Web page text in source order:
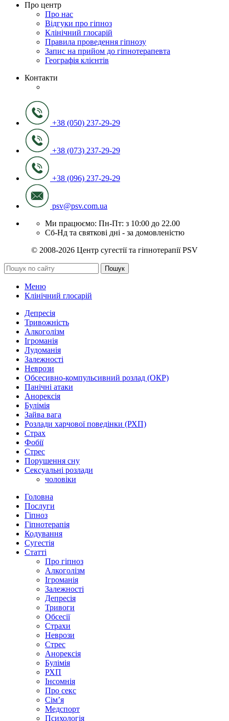
Про центр
Про нас
Відгуки про гіпноз
Клінічний глосарій
Правила проведення гіпнозу
Запис на прийом до гіпнотерапевта
Географія клієнтів
Контакти
+38 (050) 237-29-29
+38 (073) 237-29-29
+38 (096) 237-29-29
psv@psv.com.ua
Ми працюємо: Пн-Пт: з 10:00 до 22.00
Сб-Нд та святкові дні - за домовленістю
© 2008-2026 Центр сугестії та гіпнотерапії PSV
Пошук
Меню
Клінічний глосарій
Депресія
Тривожність
Алкоголізм
Ігроманія
Лудоманія
Залежності
Неврози
Обсесивно-компульсивний розлад (ОКР)
Панічні атаки
Анорексія
Булімія
Зайва вага
Розлади харчової поведінки (РХП)
Страх
Фобії
Стрес
Порушення сну
Сексуальні розлади
чоловіки
Головна
Послуги
Гіпноз
Гіпнотерапія
Кодування
Сугестія
Статті
Про гіпноз
Алкоголізм
Ігроманія
Залежності
Депресія
Тривоги
Обсесії
Страхи
Неврози
Стрес
Анорексія
Булімія
РХП
Інсомнія
Про секс
Сім’я
Медспорт
Психологія